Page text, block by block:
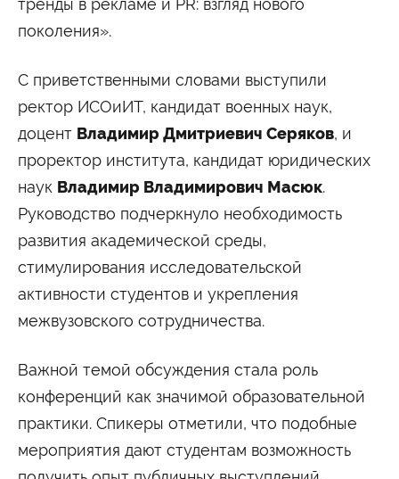
Мероприятия
Университетские субботы
Контакты
Администрация
+7 (495) 795-00-11
Приёмная комиссия
+7 (495) 795-00-10
Подписаться на нас

Министерство науки и высшего образования
Российской Федерации
Министерство просвещения Российской
тренды в рекламе и PR: взгляд нового
поколения».
С приветственными словами выступили
ректор ИСОиИТ, кандидат военных наук,
доцент Владимир Дмитриевич Серяков, и
проректор института, кандидат юридических
наук Владимир Владимирович Масюк.
Руководство подчеркнуло необходимость
развития академической среды,
стимулирования исследовательской
активности студентов и укрепления
межвузовского сотрудничества.
Важной темой обсуждения стала роль
конференций как значимой образовательной
практики. Спикеры отметили, что подобные
мероприятия дают студентам возможность